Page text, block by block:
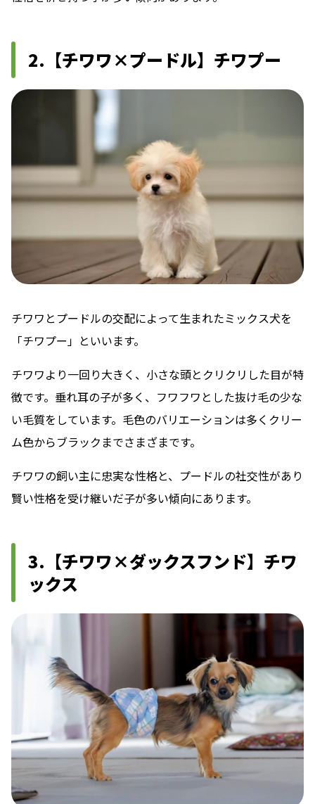
2.【チワワ×プードル】チワプー
チワワとプードルの交配によって生まれたミックス犬を
「チワプー」といいます。
チワワより一回り大きく、小さな頭とクリクリした目が特
徴です。垂れ耳の子が多く、フワフワとした抜け毛の少な
い毛質をしています。毛色のバリエーションは多くクリー
ム色からブラックまでさまざまです。
チワワの飼い主に忠実な性格と、プードルの社交性があり
賢い性格を受け継いだ子が多い傾向にあります。
3.【チワワ×ダックスフンド】チワ
ックス